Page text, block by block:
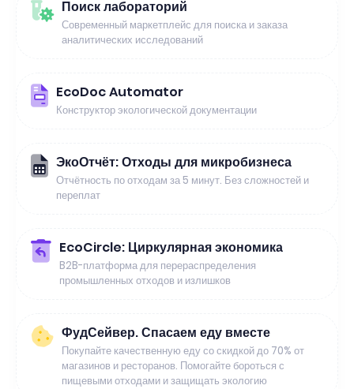
Поиск лабораторий
Современный маркетплейс для поиска и заказа
аналитических исследований
EcoDoc Automator
Конструктор экологической документации
ЭкоОтчёт: Отходы для микробизнеса
Отчётность по отходам за 5 минут. Без сложностей и
переплат
EcoCircle: Циркулярная экономика
B2B-платформа для перераспределения
промышленных отходов и излишков
ФудСейвер. Спасаем еду вместе
Покупайте качественную еду со скидкой до 70% от
магазинов и ресторанов. Помогайте бороться с
пищевыми отходами и защищать экологию